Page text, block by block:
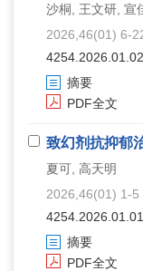
沙桐, 王文研, 宣
2026,46(01) 6-
4254.2026.01.02
摘要
PDF全文
致幻剂抗抑郁
夏可, 高天明
2026,46(01) 1-5
4254.2026.01.01
摘要
PDF全文